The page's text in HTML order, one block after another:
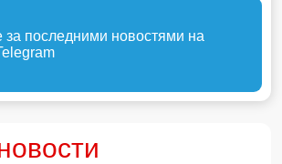
за последними новостями на